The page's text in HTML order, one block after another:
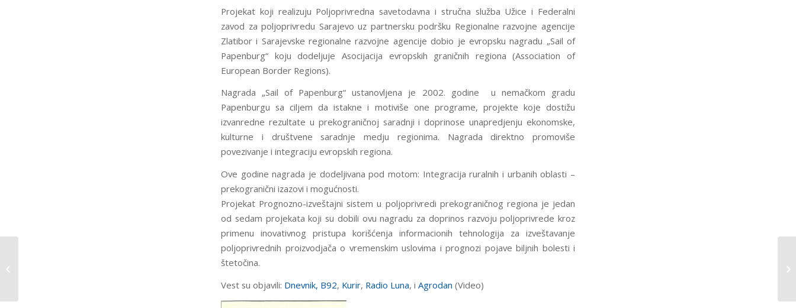
Projekat koji realizuju Poljoprivredna savetodavna i stručna služba Užice i Federalni
zavod za poljoprivredu Sarajevo uz partnersku podršku Regionalne razvojne agencije
Zlatibor i Sarajevske regionalne razvojne agencije dobio je evropsku nagradu „Sail of
Papenburg“ koju dodeljuje Asocijacija evropskih graničnih regiona (Association of
European Border Regions).
Nagrada „Sail of Papenburg“ ustanovljena je 2002. godine u nemačkom gradu
Papenburgu sa ciljem da istakne i motiviše one programe, projekte koje dostižu
izvanredne rezultate u prekograničnoj saradnji i doprinose unapredjenju ekonomske,
kulturne i društvene saradnje medju regionima. Nagrada direktno promoviše
povezivanje i integraciju evropskih regiona.
Ove godine nagrada je dodeljivana pod motom: Integracija ruralnih i urbanih oblasti –
prekogranični izazovi i mogućnosti.
Projekat Prognozno-izveštajni sistem u poljoprivredi prekograničnog regiona je jedan
od sedam projekata koji su dobili ovu nagradu za doprinos razvoju poljoprivrede kroz
primenu inovativnog pristupa korišćenja informacionih tehnologija za izveštavanje
poljoprivrednih proizvodjača o vremenskim uslovima i prognozi pojave biljnih bolesti i
štetočina.
Vest su objavili: Dnevnik, B92, Kurir, Radio Luna, i Agrodan (Video)